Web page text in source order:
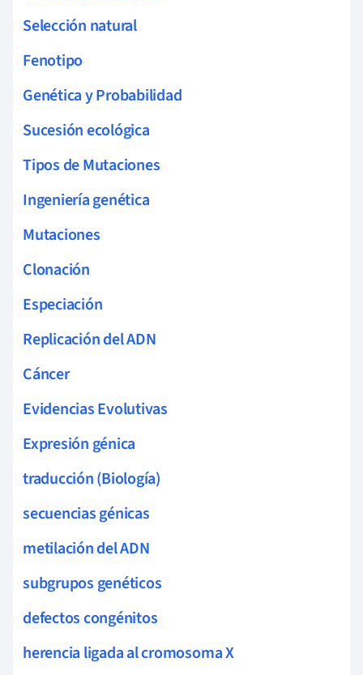
Selección natural
Fenotipo
Genética y Probabilidad
Sucesión ecológica
Tipos de Mutaciones
Ingeniería genética
Mutaciones
Clonación
Especiación
Replicación del ADN
Cáncer
Evidencias Evolutivas
Expresión génica
traducción (Biología)
secuencias génicas
metilación del ADN
subgrupos genéticos
defectos congénitos
herencia ligada al cromosoma X